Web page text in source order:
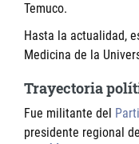
Temuco.
Hasta la actualidad,
Medicina de la
Trayectoria
Fue militante del
presidente regional